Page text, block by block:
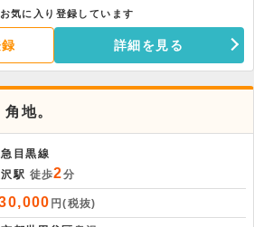
観と室内は改築を経て、きれいな仕上がり
通りもあるため、SNS集客も期待できま
ぜひお問合せください。
気に入り登録しています
詳細を見る
地。
目黒線
駅 徒歩2分
円(税抜)